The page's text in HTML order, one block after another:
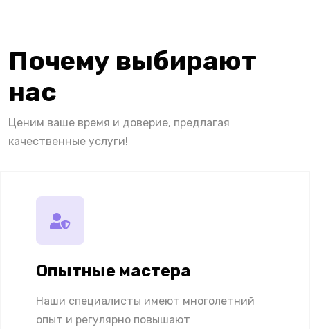
Почему выбирают
нас
Ценим ваше время и доверие, предлагая
качественные услуги!
Опытные мастера
Наши специалисты имеют многолетний
опыт и регулярно повышают